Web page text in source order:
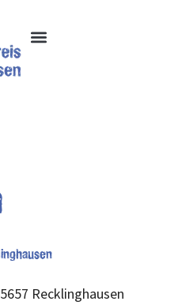
Recklinghausen